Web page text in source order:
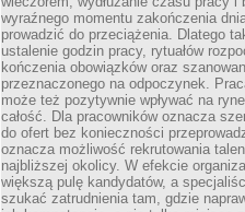
wyraźnego momentu zakończenia
prowadzić do przeciążenia. Dlatego
ustalenie godzin pracy, rytuałów
kończenia obowiązków oraz
przeznaczonego na odpoczynek.
może też pozytywnie wpływać na
całość. Dla pracowników oznacza
do ofert bez konieczności
oznacza możliwość rekrutowania
najbliższej okolicy. W efekcie
większą pulę kandydatów, a
szukać zatrudnienia tam, gdzie